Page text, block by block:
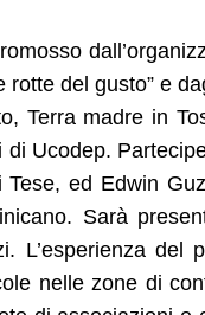
rotte del gusto” e
Terra madre in
di Ucodep.
Tese, ed Edwin
Sarà
L’esperienza
nelle zone di